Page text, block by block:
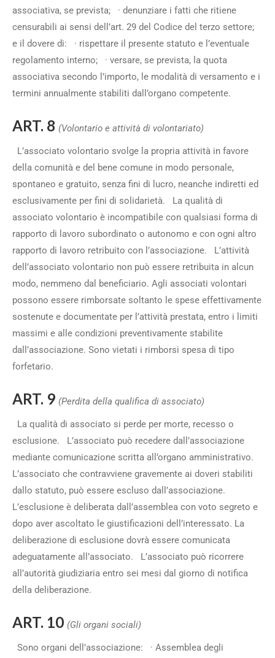
associativa, se prevista; · denunziare i fatti che ritiene
censurabili ai sensi dell’art. 29 del Codice del terzo settore;
e il dovere di: · rispettare il presente statuto e l’eventuale
regolamento interno; · versare, se prevista, la quota
associativa secondo l’importo, le modalità di versamento e i
termini annualmente stabiliti dall’organo competente.
ART. 8 (Volontario e attività di volontariato)
L’associato volontario svolge la propria attività in favore
della comunità e del bene comune in modo personale,
spontaneo e gratuito, senza fini di lucro, neanche indiretti ed
esclusivamente per fini di solidarietà. La qualità di
associato volontario è incompatibile con qualsiasi forma di
rapporto di lavoro subordinato o autonomo e con ogni altro
rapporto di lavoro retribuito con l’associazione. L’attività
dell’associato volontario non può essere retribuita in alcun
modo, nemmeno dal beneficiario. Agli associati volontari
possono essere rimborsate soltanto le spese effettivamente
sostenute e documentate per l’attività prestata, entro i limiti
massimi e alle condizioni preventivamente stabilite
dall’associazione. Sono vietati i rimborsi spesa di tipo
forfetario.
ART. 9 (Perdita della qualifica di associato)
La qualità di associato si perde per morte, recesso o
esclusione. L’associato può recedere dall’associazione
mediante comunicazione scritta all’organo amministrativo.
L’associato che contravviene gravemente ai doveri stabiliti
dallo statuto, può essere escluso dall’associazione.
L’esclusione è deliberata dall’assemblea con voto segreto e
dopo aver ascoltato le giustificazioni dell’interessato. La
deliberazione di esclusione dovrà essere comunicata
adeguatamente all’associato. L’associato può ricorrere
all’autorità giudiziaria entro sei mesi dal giorno di notifica
della deliberazione.
ART. 10 (Gli organi sociali)
Sono organi dell’associazione: · Assemblea degli